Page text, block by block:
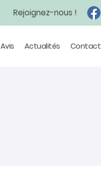
Rejoignez-nous !
Avis Actualités Contact